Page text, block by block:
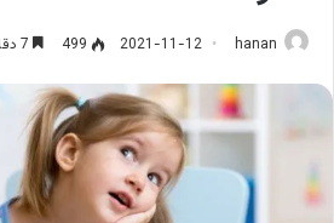
hanan
2021-11-12
499